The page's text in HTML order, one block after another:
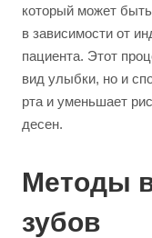
который может
в зависимости от
пациента. Этот
вид улыбки, но и
рта и уменьшает
десен.
Методы
зубов